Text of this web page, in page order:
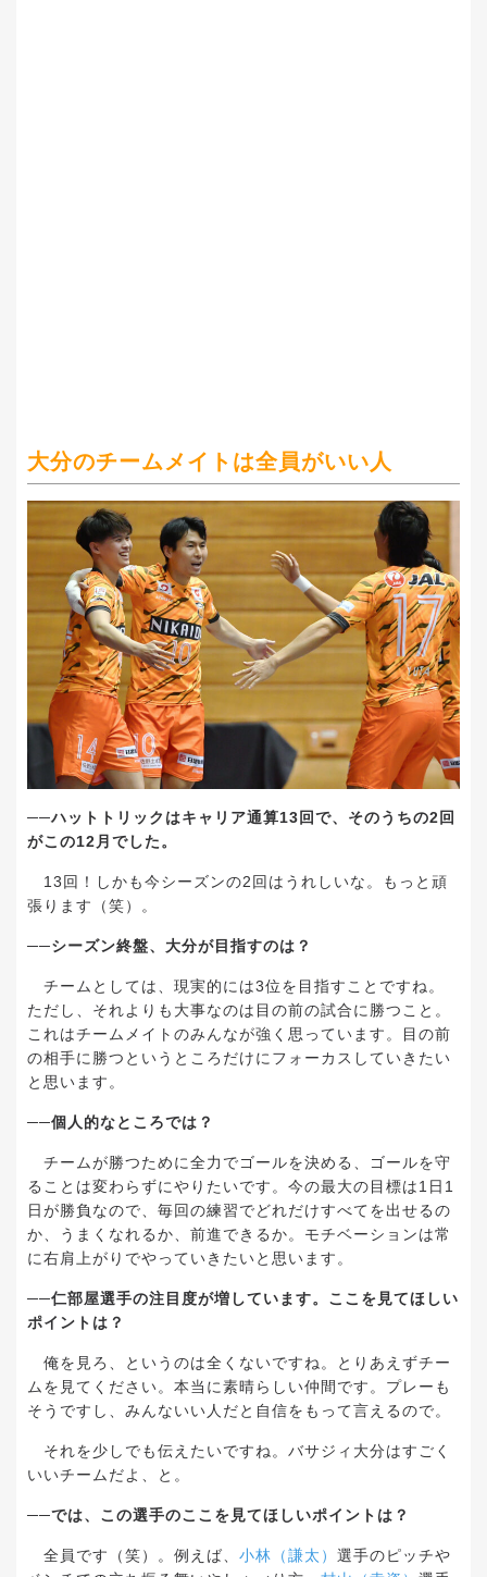
大分のチームメイトは全員がいい人
──ハットトリックはキャリア通算13回で、そのうちの2回
がこの12月でした。
13回！しかも今シーズンの2回はうれしいな。もっと頑
張ります（笑）。
──シーズン終盤、大分が目指すのは？
チームとしては、現実的には3位を目指すことですね。
ただし、それよりも大事なのは目の前の試合に勝つこと。
これはチームメイトのみんなが強く思っています。目の前
の相手に勝つというところだけにフォーカスしていきたい
と思います。
──個人的なところでは？
チームが勝つために全力でゴールを決める、ゴールを守
ることは変わらずにやりたいです。今の最大の目標は1 日 1
日が勝負なので、毎回の練習でどれだけすべてを出せるの
か、うまくなれるか、前進できるか。モチベーションは常
に右肩上がりでやっていきたいと思います。
──仁部屋選手の注目度が増しています。ここを見てほしい
ポイントは？
俺を見ろ、というのは全くないですね。とりあえずチー
ムを見てください。本当に素晴らしい仲間です。プレーも
そうですし、みんないい人だと自信をもって言えるので。
それを少しでも伝えたいですね。バサジィ大分はすごく
いいチームだよ、と。
──では、この選手のここを見てほしいポイントは？
全員です（笑）。例えば、 小林（謙太） 選手のピッチや